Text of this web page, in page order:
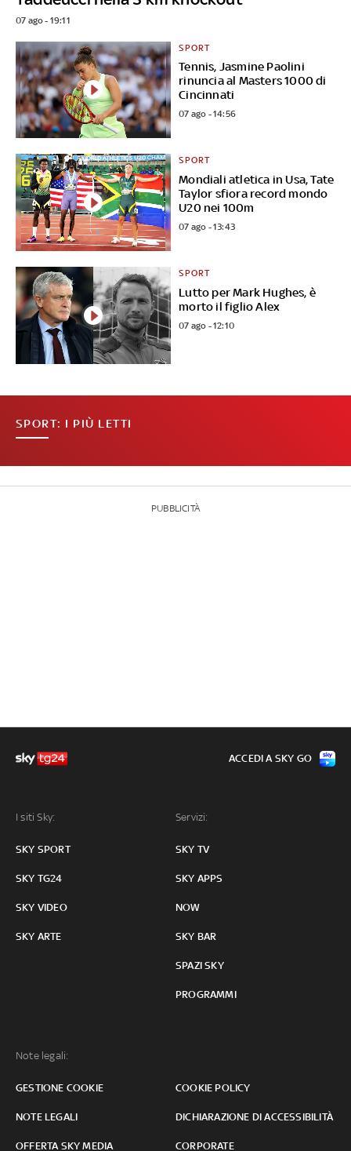
07 ago - 19:11
Tennis, Jasmine Paolini
rinuncia al Masters 1000 di
Cincinnati
SPORT
07 ago - 14:56
Mondiali atletica in Usa, Tate
Taylor sfiora record mondo
U20 nei 100m
SPORT
07 ago - 13:43
Lutto per Mark Hughes, è
morto il figlio Alex
SPORT
07 ago - 12:10
SPORT: I PIÙ LETTI
PUBBLICITÀ
I siti Sky:
SKY SPORT
SKY TG24
SKY VIDEO
SKY ARTE
Servizi:
SKY TV
SKY APPS
NOW
SKY BAR
SPAZI SKY
PROGRAMMI
Note legali:
GESTIONE COOKIE COOKIE POLICY
NOTE LEGALI DICHIARAZIONE DI ACCESSIBILITÀ
OFFERTA SKY MEDIA CORPORATE
ACCEDI A SKY GO